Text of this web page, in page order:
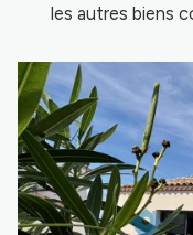
les autres biens